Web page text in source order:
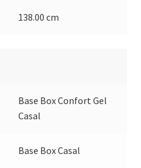
138.00 cm
Base Box Confort Gel
Casal
Base Box Casal